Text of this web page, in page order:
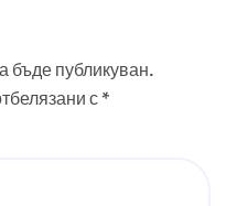
бъде публикуван.
с *